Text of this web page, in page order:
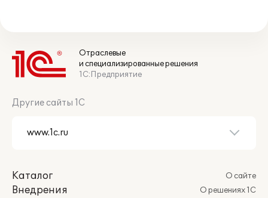
Отраслевые
и специализированные решения
1С:Предприятие
Другие сайты 1С
Каталог
Внедрения
О сайте
О решениях 1С